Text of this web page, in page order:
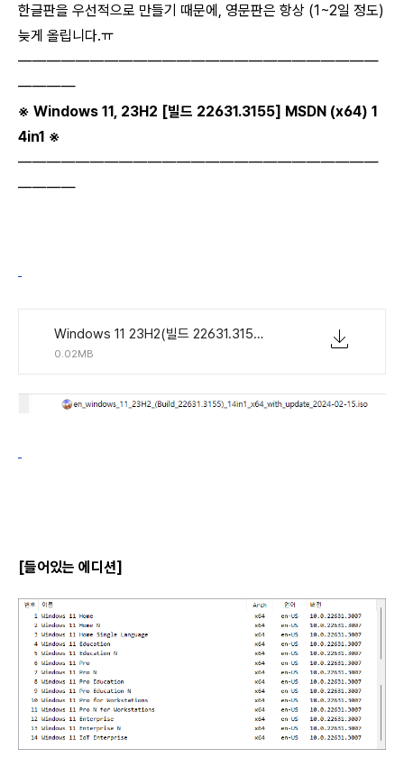
한글판을 우선적으로 만들기 때문에, 영문판은 항상 (1~2일 정도)
늦게 올립니다.ㅠ
―――――――――――――――――――――――――
――――
※ Windows 11, 23H2 [빌드 22631.3155] MSDN (x64) 1
4in1 ※
―――――――――――――――――――――――――
――――
Windows 11 23H2(빌드 22631.3155) MSDN 통합 버전 14in1 EN-US.torrent
0.02MB
[들어있는 에디션]